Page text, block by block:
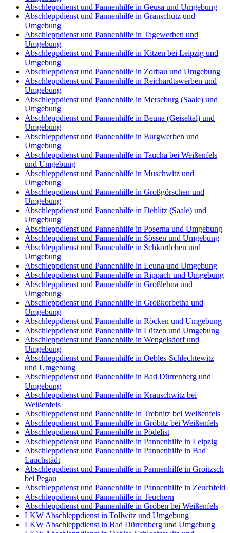
Abschleppdienst und Pannenhilfe in Geusa und Umgebung
Abschleppdienst und Pannenhilfe in Granschütz und
Umgebung
Abschleppdienst und Pannenhilfe in Tagewerben und
Umgebung
Abschleppdienst und Pannenhilfe in Kitzen bei Leipzig und
Umgebung
Abschleppdienst und Pannenhilfe in Zorbau und Umgebung
Abschleppdienst und Pannenhilfe in Reichardtswerben und
Umgebung
Abschleppdienst und Pannenhilfe in Merseburg (Saale) und
Umgebung
Abschleppdienst und Pannenhilfe in Beuna (Geiseltal) und
Umgebung
Abschleppdienst und Pannenhilfe in Burgwerben und
Umgebung
Abschleppdienst und Pannenhilfe in Taucha bei Weißenfels
und Umgebung
Abschleppdienst und Pannenhilfe in Muschwitz und
Umgebung
Abschleppdienst und Pannenhilfe in Großgörschen und
Umgebung
Abschleppdienst und Pannenhilfe in Dehlitz (Saale) und
Umgebung
Abschleppdienst und Pannenhilfe in Poserna und Umgebung
Abschleppdienst und Pannenhilfe in Sössen und Umgebung
Abschleppdienst und Pannenhilfe in Schkortleben und
Umgebung
Abschleppdienst und Pannenhilfe in Leuna und Umgebung
Abschleppdienst und Pannenhilfe in Rippach und Umgebung
Abschleppdienst und Pannenhilfe in Großlehna und
Umgebung
Abschleppdienst und Pannenhilfe in Großkorbetha und
Umgebung
Abschleppdienst und Pannenhilfe in Röcken und Umgebung
Abschleppdienst und Pannenhilfe in Lützen und Umgebung
Abschleppdienst und Pannenhilfe in Wengelsdorf und
Umgebung
Abschleppdienst und Pannenhilfe in Oebles-Schlechtewitz
und Umgebung
Abschleppdienst und Pannenhilfe in Bad Dürrenberg und
Umgebung
Abschleppdienst und Pannenhilfe in Krauschwitz bei
Weißenfels
Abschleppdienst und Pannenhilfe in Trebnitz bei Weißenfels
Abschleppdienst und Pannenhilfe in Gröbitz bei Weißenfels
Abschleppdienst und Pannenhilfe in Pödelist
Abschleppdienst und Pannenhilfe in Pannenhilfe in Leipzig
Abschleppdienst und Pannenhilfe in Pannenhilfe in Bad
Lauchstädt
Abschleppdienst und Pannenhilfe in Pannenhilfe in Groitzsch
bei Pegau
Abschleppdienst und Pannenhilfe in Pannenhilfe in Zeuchfeld
Abschleppdienst und Pannenhilfe in Teuchern
Abschleppdienst und Pannenhilfe in Gröben bei Weißenfels
LKW Abschleppdienst in Tollwitz und Umgebung
LKW Abschleppdienst in Bad Dürrenberg und Umgebung